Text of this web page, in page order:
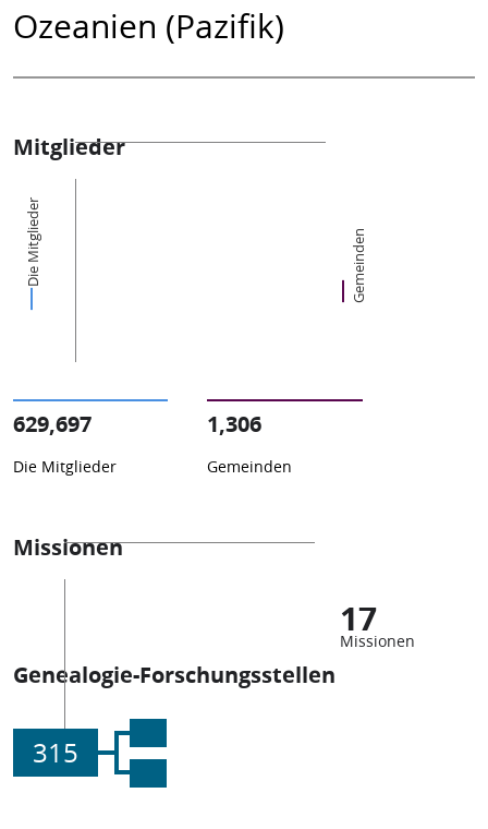
Ozeanien (Pazifik)
Mitglieder
Die Mitglieder Gemeinden
629,697
Die Mitglieder
1,306
Gemeinden
Missionen
17
Missionen
Genealogie-Forschungsstellen
315